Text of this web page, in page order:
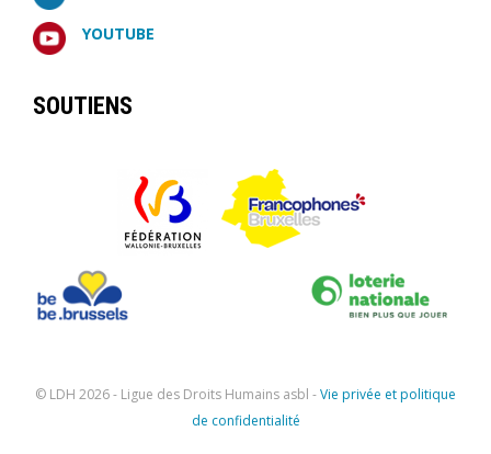
YOUTUBE
SOUTIENS
© LDH 2026 - Ligue des Droits Humains asbl -Vie privée et politique
de confidentialité